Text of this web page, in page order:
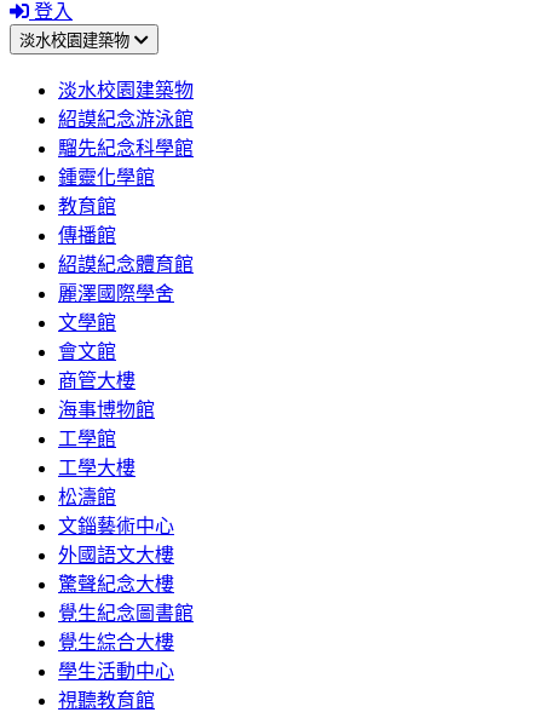
登入
淡水校園建築物
淡水校園建築物
紹謨紀念游泳館
騮先紀念科學館
鍾靈化學館
教育館
傳播館
紹謨紀念體育館
麗澤國際學舍
文學館
會文館
商管大樓
海事博物館
工學館
工學大樓
松濤館
文錙藝術中心
外國語文大樓
驚聲紀念大樓
覺生紀念圖書館
覺生綜合大樓
學生活動中心
視聽教育館